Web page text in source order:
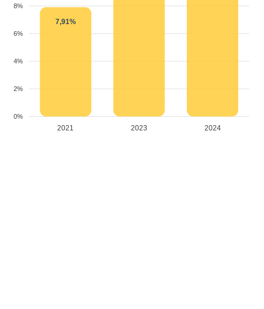
8%
6%
4%
2%
0%
7,91%
2021 2023 2024